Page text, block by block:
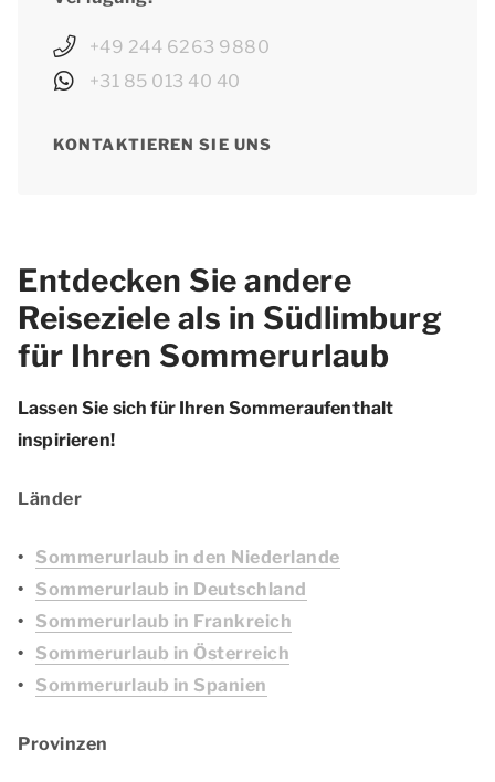
+49 244 6263 9880
+31 85 013 40 40
KONTAKTIEREN SIE UNS
Entdecken Sie andere
Reiseziele als in Südlimburg
für Ihren Sommerurlaub
Lassen Sie sich für Ihren Sommeraufenthalt
inspirieren!
Länder
Sommerurlaub in den Niederlande
Sommerurlaub in Deutschland
Sommerurlaub in Frankreich
Sommerurlaub in Österreich
Sommerurlaub in Spanien
Provinzen